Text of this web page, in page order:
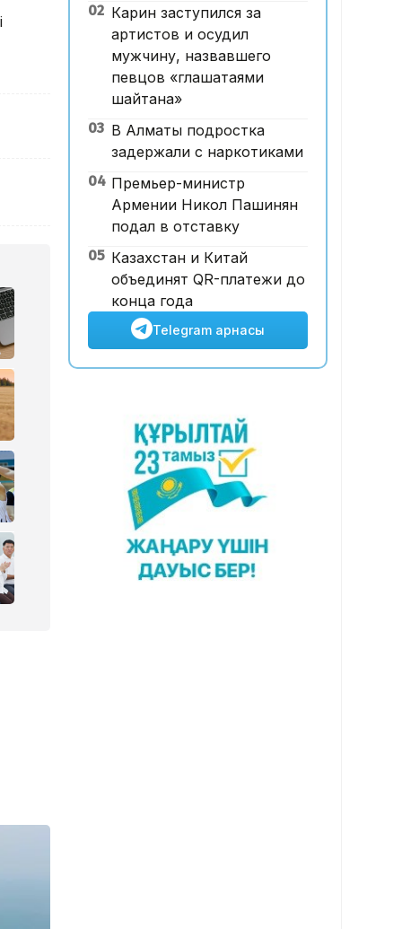
17:29, 07 Тамыз 2026
ЕҮАК отырысында
электрондық сауда туралы
келісімге қол қойылды
16:49, 07 Тамыз 2026
Алматыдағы «Байсат» базары
аукционда 24,7 млрд теңгеге
сатылды
02 Карин заступился за
артистов и осудил
мужчину, назвавшего
певцов «глашатаями
шайтана»
03 В Алматы подростка
задержали с наркотиками
04 Премьер-министр
Армении Никол Пашинян
подал в отставку
05 Казахстан и Китай
объединят QR-платежи до
конца года
Telegram арнасы